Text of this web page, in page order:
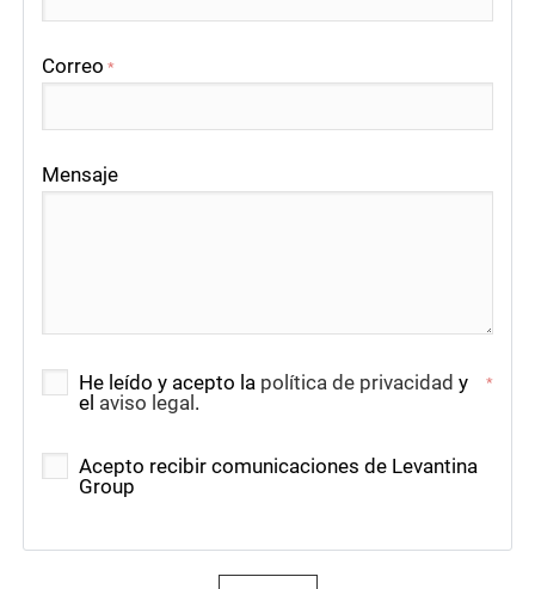
Correo *
Mensaje
He leído y acepto la política de privacidad y
el aviso legal .
*
Acepto recibir comunicaciones de Levantina
Group